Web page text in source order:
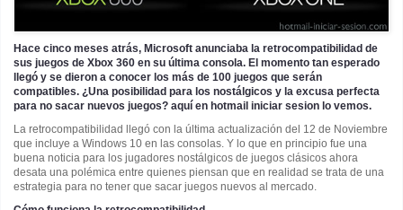
Hace cinco meses atrás, Microsoft anunciaba la retrocompatibilidad de
sus juegos de Xbox 360 en su última consola. El momento tan esperado
llegó y se dieron a conocer los más de 100 juegos que serán
compatibles. ¿Una posibilidad para los nostálgicos y la excusa perfecta
para no sacar nuevos juegos? aquí en hotmail iniciar sesion lo vemos.
La retrocompatibilidad llegó con la última actualización del 12 de Noviembre
que incluye a Windows 10 en las consolas. Y lo que en principio fue una
buena noticia para los jugadores nostálgicos de juegos clásicos ahora
desata una polémica entre quienes piensan que en realidad se trata de una
estrategia para no tener que sacar juegos nuevos al mercado.